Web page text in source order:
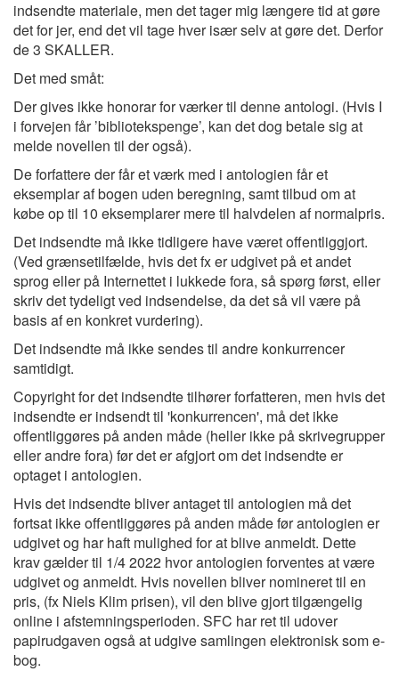
indsendte materiale, men det tager mig længere tid at gøre
det for jer, end det vil tage hver især selv at gøre det. Derfor
de 3 SKALLER.
Det med småt:
Der gives ikke honorar for værker til denne antologi. (Hvis I
i forvejen får ’bibliotekspenge’, kan det dog betale sig at
melde novellen til der også).
De forfattere der får et værk med i antologien får et
eksemplar af bogen uden beregning, samt tilbud om at
købe op til 10 eksemplarer mere til halvdelen af normalpris.
Det indsendte må ikke tidligere have været offentliggjort.
(Ved grænsetilfælde, hvis det fx er udgivet på et andet
sprog eller på Internettet i lukkede fora, så spørg først, eller
skriv det tydeligt ved indsendelse, da det så vil være på
basis af en konkret vurdering).
Det indsendte må ikke sendes til andre konkurrencer
samtidigt.
Copyright for det indsendte tilhører forfatteren, men hvis det
indsendte er indsendt til 'konkurrencen', må det ikke
offentliggøres på anden måde (heller ikke på skrivegrupper
eller andre fora) før det er afgjort om det indsendte er
optaget i antologien.
Hvis det indsendte bliver antaget til antologien må det
fortsat ikke offentliggøres på anden måde før antologien er
udgivet og har haft mulighed for at blive anmeldt. Dette
krav gælder til 1/4 2022 hvor antologien forventes at være
udgivet og anmeldt. Hvis novellen bliver nomineret til en
pris, (fx Niels Klim prisen), vil den blive gjort tilgængelig
online i afstemningsperioden. SFC har ret til udover
papirudgaven også at udgive samlingen elektronisk som e-
bog.